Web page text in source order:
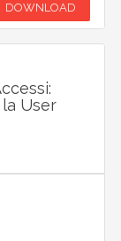
DOWNLOAD
User